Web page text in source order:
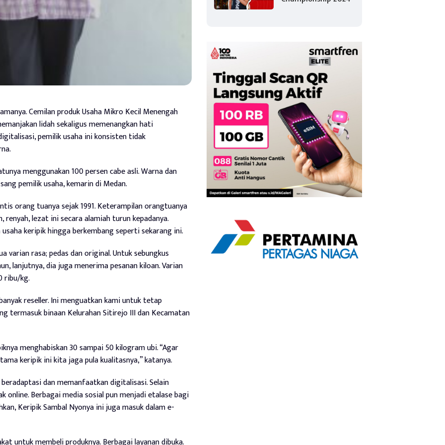
Cemilan produk Usaha Mikro Kecil Menengah
lidah sekaligus memenangkan hati
pemilik usaha ini konsisten tidak
menggunakan 100 persen cabe asli. Warna dan
pemilik usaha, kemarin di Medan.
orang tuanya sejak 1991. Keterampilan orangtuanya
lezat ini secara alamiah turun kepadanya.
keripik hingga berkembang seperti sekarang ini.
varian rasa; pedas dan original. Untuk sebungkus
lanjutnya, dia juga menerima pesanan kiloan. Varian
ribu/kg.
reseller. Ini menguatkan kami untuk tetap
termasuk binaan Kelurahan Sitirejo III dan Kecamatan
menghabiskan 30 sampai 50 kilogram ubi. “Agar
keripik ini kita jaga pula kualitasnya,” katanya.
dan memanfaatkan digitalisasi. Selain
online. Berbagai media sosial pun menjadi etalase bagi
Keripik Sambal Nyonya ini juga masuk dalam e-
untuk membeli produknya. Berbagai layanan dibuka.